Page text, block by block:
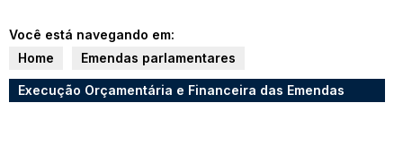
Você está navegando em:
Home
Emendas parlamentares
Execução Orçamentária e Financeira das Emendas